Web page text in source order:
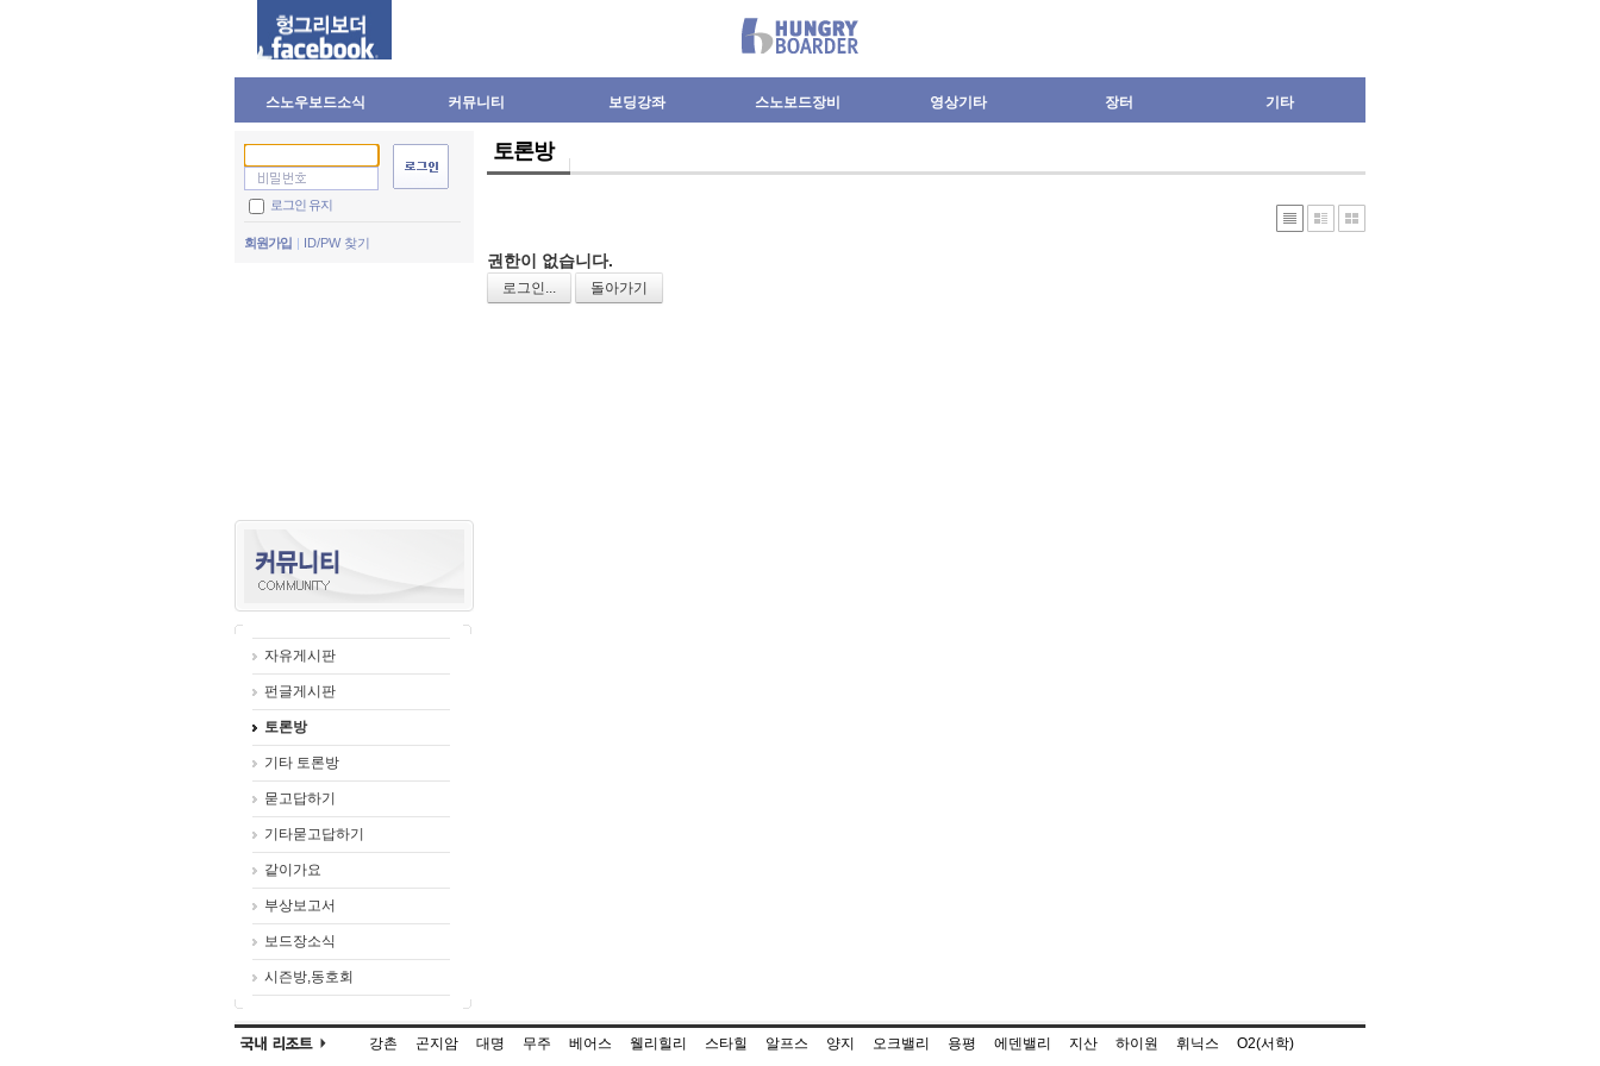
스노우보드소식 커뮤니티 보딩강좌 스노보드장비 영상기타 장터 기타
로그인 유지
회원가입 ID/PW 찾기
자유게시판
펀글게시판
토론방
기타 토론방
묻고답하기
기타묻고답하기
같이가요
부상보고서
보드장소식
시즌방,동호회
토론방
권한이 없습니다.
로그인... 돌아가기
강촌 곤지암 대명 무주 베어스 웰리힐리 스타힐 알프스 양지 오크밸리 용평 에덴밸리 지산 하이원 휘닉스 O2(서학)